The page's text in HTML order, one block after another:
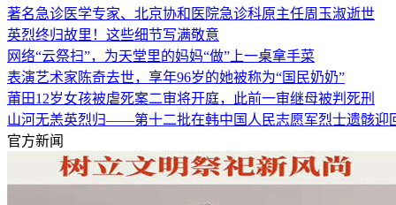
著名急诊医学专家、北京协和医院急诊科原主任周玉淑逝世
英烈终归故里！这些细节写满敬意
网络“云祭扫”，为天堂里的妈妈“做”上一桌拿手菜
表演艺术家陈奇去世，享年96岁的她被称为“国民奶奶”
莆田12岁女孩被虐死案二审将开庭，此前一审继母被判死刑
山河无恙英烈归——第十二批在韩中国人民志愿军烈士遗骸迎
官方新闻